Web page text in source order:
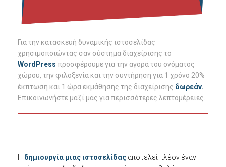
Για την κατασκευή δυναμικής ιστοσελίδας
χρησιμοποιώντας σαν σύστημα διαχείρισης το
WordPress προσφέρουμε για την αγορά του ονόματος
χώρου, την φιλοξενία και την συντήρηση για 1 χρόνο 20%
έκπτωση και 1 ώρα εκμάθησης της διαχείρισης δωρεάν.
Επικοινωνήστε μαζί μας για περισσότερες λεπτομέρειες.
Η δημιουργία μιας ιστοσελίδας αποτελεί πλέον έναν